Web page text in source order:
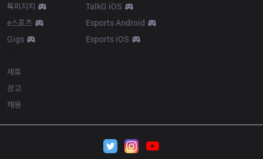
톡피지지
e스포츠
Gigs
TalkG iOS
Esports Android
Esports iOS
제휴
광고
채용